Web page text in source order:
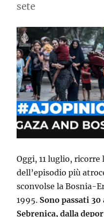
sete
Oggi, 11 luglio, ricorre
dell’episodio più
sconvolse la Bosnia-
1995. Sono passati
Sebrenica, dalla